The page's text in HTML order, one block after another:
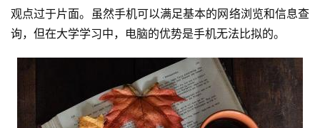
观点过于片面。虽然手机可以满足基本的网络浏览和信息查
询，但在大学学习中，电脑的优势是手机无法比拟的。